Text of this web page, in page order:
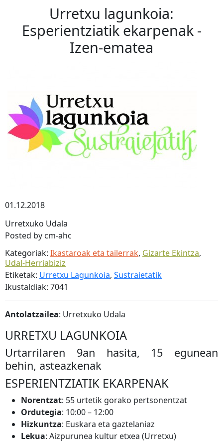
Urretxu lagunkoia:
Esperientziatik ekarpenak -
Izen-ematea
01.12.2018
Urretxuko Udala
Posted by cm-ahc
Kategoriak: Ikastaroak eta tailerrak, Gizarte Ekintza,
Udal-Herriabiziz
Etiketak: Urretxu Lagunkoia, Sustraietatik
Ikustaldiak: 7041
Antolatzailea: Urretxuko Udala
URRETXU LAGUNKOIA
Urtarrilaren 9an hasita, 15 egunean
behin, asteazkenak
ESPERIENTZIATIK EKARPENAK
Norentzat: 55 urtetik gorako pertsonentzat
Ordutegia: 10:00 – 12:00
Hizkuntza: Euskara eta gaztelaniaz
Lekua: Aizpurunea kultur etxea (Urretxu)